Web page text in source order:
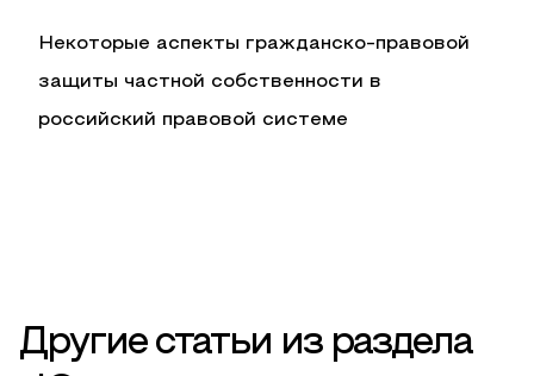
Некоторые аспекты гражданско-правовой
защиты частной собственности в
российский правовой системе
Другие статьи из раздела